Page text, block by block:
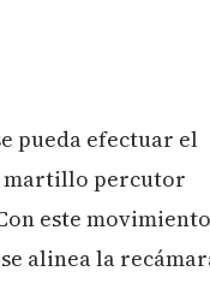
pueda efectuar el
martillo percutor
este movimiento
alinea la